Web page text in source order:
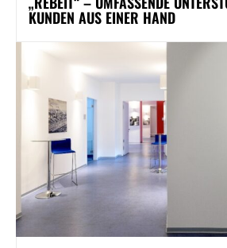
KUNDEN AUS EINER HAND